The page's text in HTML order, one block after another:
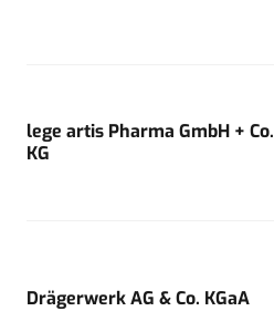
lege artis Pharma GmbH + Co.
KG
Drägerwerk AG & Co. KGaA